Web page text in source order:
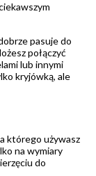
pasuje do
połączyć
lub innymi
kryjówką, ale
którego używasz
na wymiary
do